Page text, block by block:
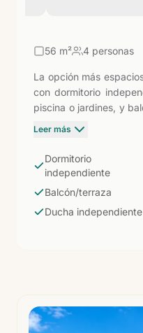
56 m² 4 personas
La opción más
con dormitorio
piscina o jardines, y
de hidromasaje y
fuerte, hervidor,
de almohadas. Ideal
Leer más
Dormitorio
independiente
Balcón/terraza
Ducha independiente